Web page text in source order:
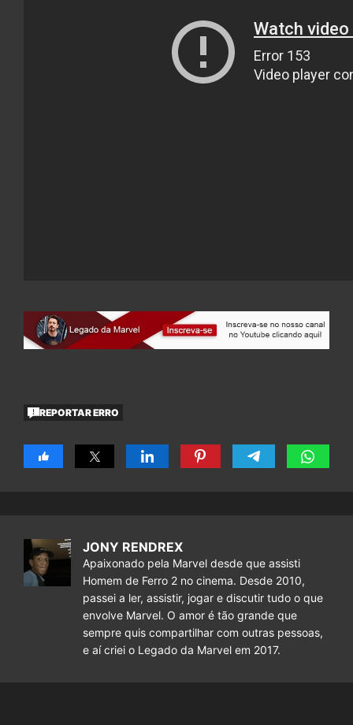
REPORTAR ERRO
JONY RENDREX
Apaixonado pela Marvel desde que assisti
Homem de Ferro 2 no cinema. Desde 2010,
passei a ler, assistir, jogar e discutir tudo o que
envolve Marvel. O amor é tão grande que
sempre quis compartilhar com outras pessoas,
e aí criei o Legado da Marvel em 2017.